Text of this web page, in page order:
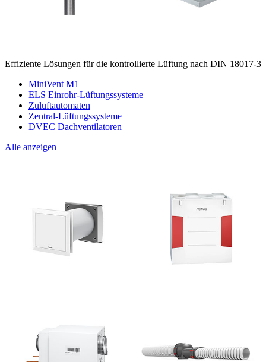
Effiziente Lösungen für die kontrollierte Lüftung nach DIN 18017-3
MiniVent M1
ELS Einrohr-Lüftungssysteme
Zuluftautomaten
Zentral-Lüftungssysteme
DVEC Dachventilatoren
Alle anzeigen